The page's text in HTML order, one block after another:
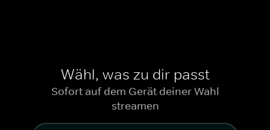
Wähl, was zu dir passt
Sofort auf dem Gerät deiner Wahl
streamen